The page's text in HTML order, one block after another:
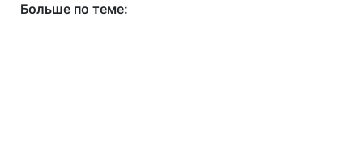
Больше по теме: